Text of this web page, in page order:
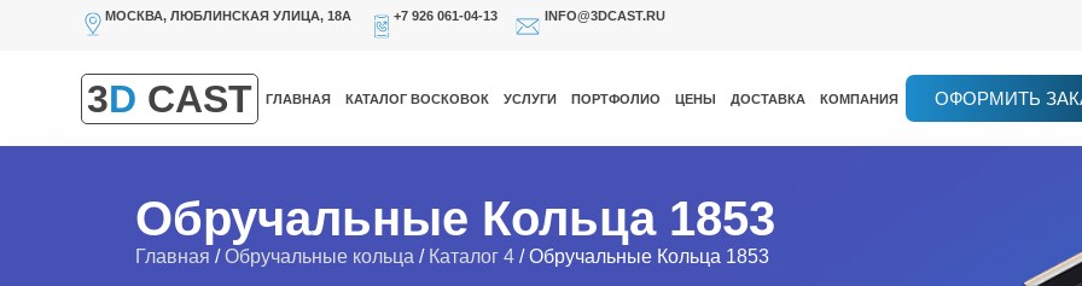
МОСКВА, ЛЮБЛИНСКАЯ УЛИЦА, 18А +7 926 061-04-13 INFO@3DCAST.RU
3D CAST ГЛАВНАЯ КАТАЛОГ ВОСКОВОК УСЛУГИ ПОРТФОЛИО ЦЕНЫ ДОСТАВКА КОМПАНИЯ ОФОРМИТЬ
Обручальные Кольца 1853
Главная /Обручальные кольца / Каталог 4 / Обручальные Кольца 1853